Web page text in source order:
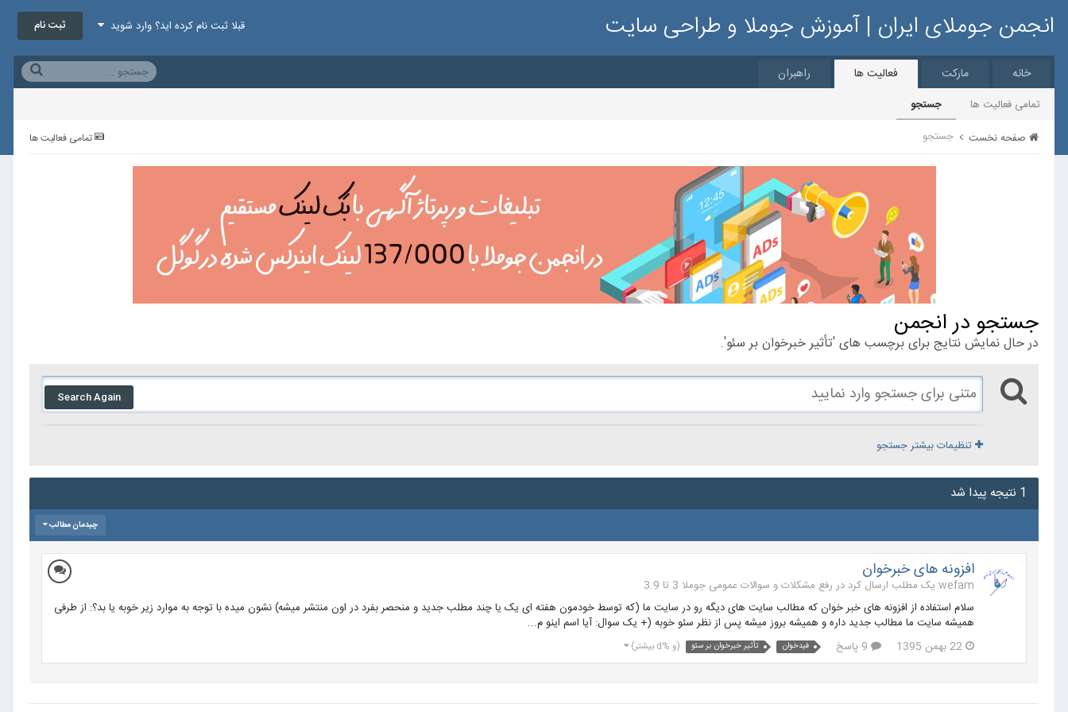
انجمن جوملای ایران | آموزش جوملا و طراحی سایت قبلا ثبت نام کرده اید؟ وارد شوید ثبت نام
خانه مارکت فعالیت ها
تمامی فعالیت ها جستجو
راهبران
تمامی فعالیت ها صفحه نخست جستجو
جستجو در انجمن
در حال نمایش نتایج برای برچسب های 'تأثیر خبرخوان بر سئو'.
Search Again
تنظیمات بیشتر جستجو
1 نتیجه پیدا شد
چیدمان مطالب
افزونه های خبرخوان
wefam یک مطلب ارسال کرد در
رفع مشکلات و سوالات عمومی جوملا 3 تا 3.9
سلام استفاده از افزونه های خبر خوان که مطالب سایت های دیگه رو در سایت ما (که توسط خودمون هفته ای یک یا چند مطلب جدید و منحصر بفرد در اون منتشر میشه) نشون میده با توجه به موارد زیر خوبه یا بد؟: از طرفی
همیشه سایت ما مطالب جدید داره و همیشه بروز میشه پس از نظر سئو خوبه (+ یک سوال: آیا اسم اینو م...
22 بهمن 1395
فیدخوان تأثیر خبرخوان بر سئو (و %d بیشتر)